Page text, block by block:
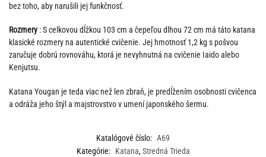
bez toho, aby narušili jej funkčnosť.
Rozmery : S celkovou dĺžkou 103 cm a čepeľou dlhou 72 cm má táto katana
klasické rozmery na autentické cvičenie. Jej hmotnosť 1,2 kg s pošvou
zaručuje dobrú rovnováhu, ktorá je nevyhnutná na cvičenie Iaido alebo
Kenjutsu.
Katana Yougan je teda viac než len zbraň, je predĺžením osobnosti cvičenca
a odráža jeho štýl a majstrovstvo v umení japonského šermu.
Katalógové číslo: A69
Kategórie: Katana,Stredná Trieda